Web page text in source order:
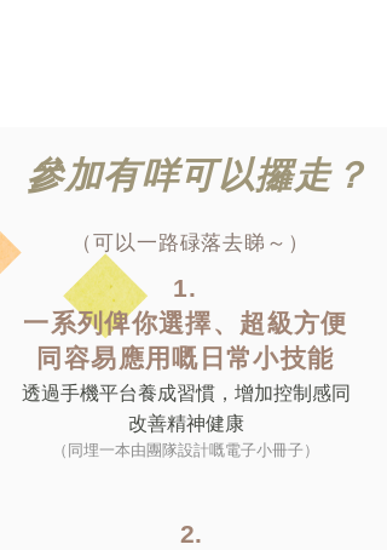
​參加有咩可以攞走？
（可以一路碌落去睇～）
1.
一系列俾你選擇、超級方便
同容易應用嘅 日常小技能​
透過手機平台養成習慣，增加控制感同
改善精神健康
（同埋一本由團隊設計嘅電子小冊子）
2.